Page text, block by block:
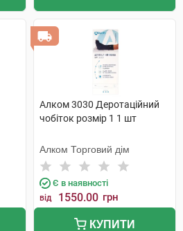
Алком 3030 Деротаційний
чобіток розмір 1 1 шт
Алком Торговий дім
Є в наявності
від 1550.00 грн
КУПИТИ